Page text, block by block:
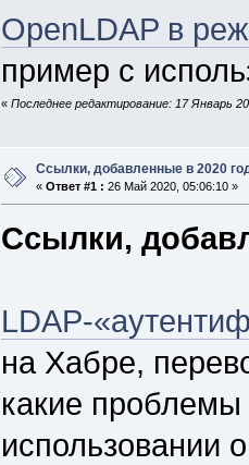
OpenLDAP в
пример с
« Последнее редактирование: 17 Январь
Ссылки, добавленные в 2020
« Ответ #1 : 26 Май 2020, 05:06:10 »
Ссылки,
LDAP-
на Хабре,
какие проблемы
использовании